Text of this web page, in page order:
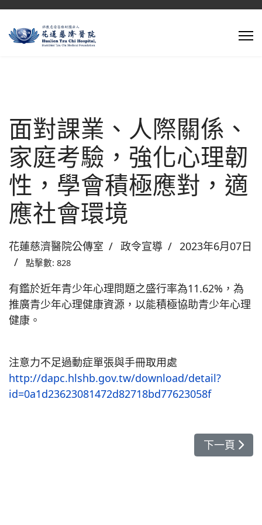
面對課業、人際關係、
家庭考驗，強化心理韌
性，學會積極應對，適
應社會環境
花蓮慈濟醫院公傳室 政令宣導 2023年6月07日
點擊數: 828
有鑑於近年青少年心理問題之盛行率為11.62%，為
推廣青少年心理健康資源，以能積極協助青少年心理
健康。
注意力不足過動症單張與手冊取用處
http://dapc.hlshb.gov.tw/download/detail?
id=0a1d23623081472d82718bd77623058f
下一篇文章
下一頁